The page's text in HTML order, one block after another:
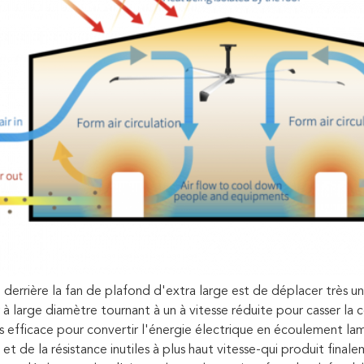
derrière la fan de plafond d'extra large est de déplacer très
large diamètre tournant à un à vitesse réduite pour casser
efficace pour convertir l'énergie électrique en écoulement
de la résistance inutiles à plus haut vitesse-qui produit